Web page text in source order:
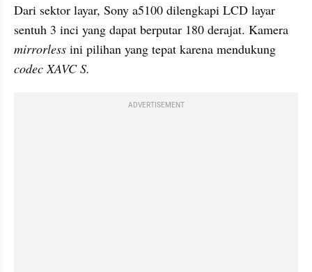
Dari sektor layar, Sony a5100 dilengkapi LCD layar
mirrorless
codec XAVC S.
ADVERTISEMENT